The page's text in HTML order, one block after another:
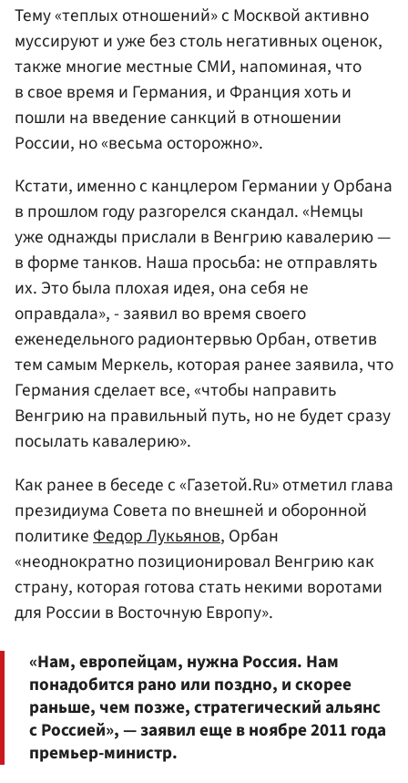
Тему «теплых отношений» с Москвой активно
муссируют и уже без столь негативных оценок,
также многие местные СМИ, напоминая, что
в свое время и Германия, и Франция хоть и
пошли на введение санкций в отношении
России, но «весьма осторожно».
Кстати, именно с канцлером Германии у Орбана
в прошлом году разгорелся скандал. «Немцы
уже однажды прислали в Венгрию кавалерию —
в форме танков. Наша просьба: не отправлять
их. Это была плохая идея, она себя не
оправдала», - заявил во время своего
еженедельного радионтервью Орбан, ответив
тем самым Меркель, которая ранее заявила, что
Германия сделает все, «чтобы направить
Венгрию на правильный путь, но не будет сразу
посылать кавалерию».
Как ранее в беседе с «Газетой.Ru» отметил глава
президиума Совета по внешней и оборонной
политике Федор Лукьянов, Орбан
«неоднократно позиционировал Венгрию как
страну, которая готова стать некими воротами
для России в Восточную Европу».
«Нам, европейцам, нужна Россия. Нам
понадобится рано или поздно, и скорее
раньше, чем позже, стратегический альянс
с Россией», — заявил еще в ноябре 2011 года
премьер-министр.